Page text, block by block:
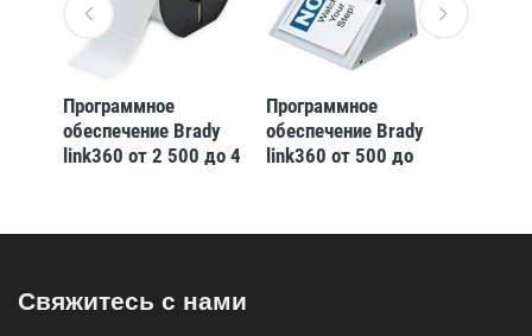
Программное
обеспечение Brady
link360 от 2 500 до 4
1 год
Программное
обеспечение Brady
link360 от 500 до
1 год
1 год
Свяжитесь с нами